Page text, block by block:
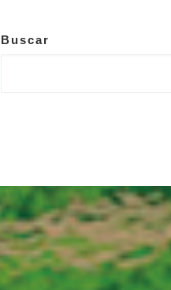
Buscar